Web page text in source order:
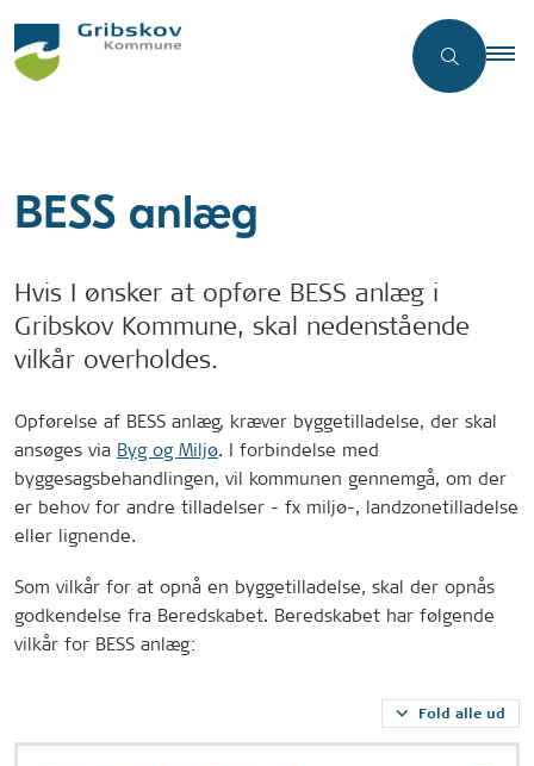
BESS anlæg
Hvis I ønsker at opføre BESS anlæg i
Gribskov Kommune, skal nedenstående
vilkår overholdes.
Opførelse af BESS anlæg, kræver byggetilladelse, der skal
ansøges via Byg og Miljø. I forbindelse med
byggesagsbehandlingen, vil kommunen gennemgå, om der
er behov for andre tilladelser - fx miljø-, landzonetilladelse
eller lignende.
Som vilkår for at opnå en byggetilladelse, skal der opnås
godkendelse fra Beredskabet. Beredskabet har følgende
vilkår for BESS anlæg:
Fold alle ud